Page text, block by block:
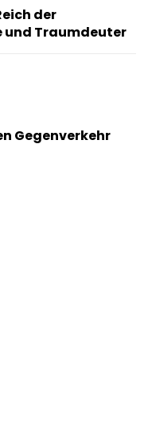
der
und Traumdeuter
Gegenverkehr